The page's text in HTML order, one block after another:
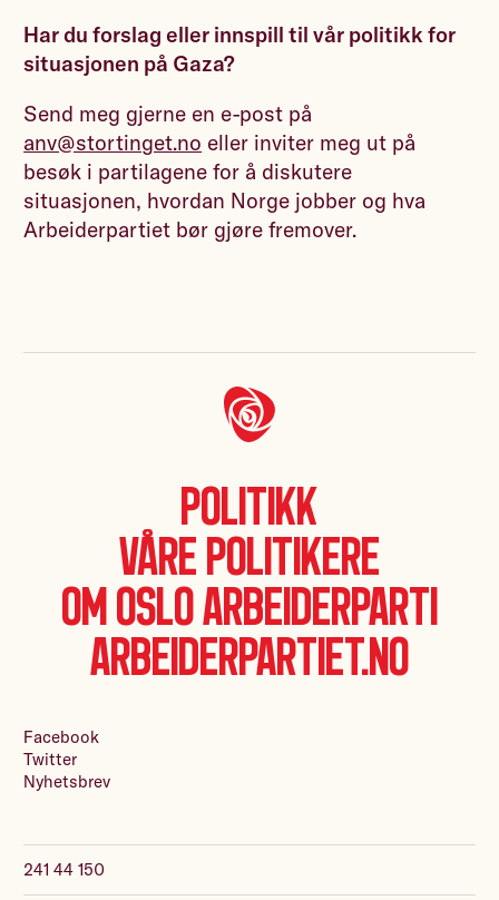
Har du forslag eller innspill til vår politikk for
situasjonen på Gaza?
Send meg gjerne en e-post på
anv@stortinget.no eller inviter meg ut på
besøk i partilagene for å diskutere
situasjonen, hvordan Norge jobber og hva
Arbeiderpartiet bør gjøre fremover.
Politikk
Våre politikere
Om Oslo Arbeiderparti
Arbeiderpartiet.no
241 44 150
Facebook
Twitter
Nyhetsbrev